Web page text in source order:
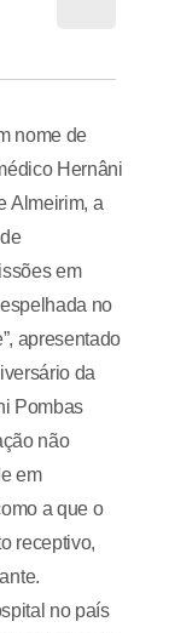
nome de
Hernâni
Almeirim, a
em
no
apresentado
da
Pombas
não
em
a que o
receptivo,
no país